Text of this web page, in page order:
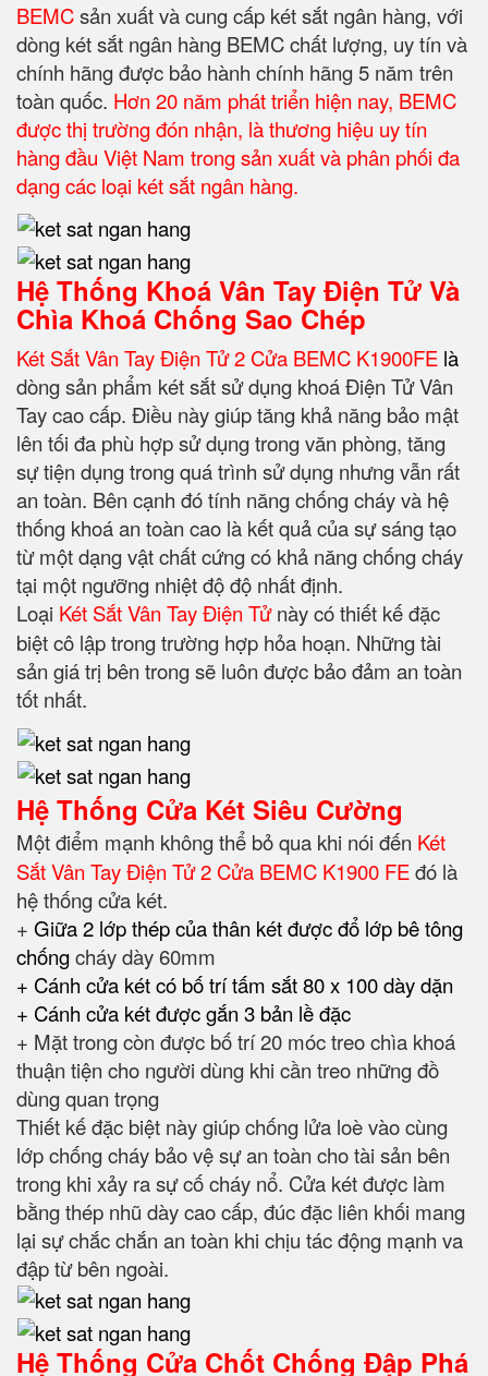
BEMCsản xuất và cung cấp két sắt ngân hàng, với
dòng két sắt ngân hàng BEMC chất lượng, uy tín và
chính hãng được bảo hành chính hãng 5 năm trên
toàn quốc. Hơn 20 năm phát triển hiện nay, BEMC
được thị trường đón nhận, là thương hiệu uy tín
hàng đầu Việt Nam trong sản xuất và phân phối đa
dạng các loại két sắt ngân hàng.
Hệ Thống Khoá Vân Tay Điện Tử Và
Chìa Khoá Chống Sao Chép
Két Sắt Vân Tay Điện Tử 2 Cửa BEMC K1900FE là
dòng sản phẩm két sắt sử dụng khoá Điện Tử Vân
Tay cao cấp. Điều này giúp tăng khả năng bảo mật
lên tối đa phù hợp sử dụng trong văn phòng, tăng
sự tiện dụng trong quá trình sử dụng nhưng vẫn rất
an toàn. Bên cạnh đó tính năng chống cháy và hệ
thống khoá an toàn cao là kết quả của sự sáng tạo
từ một dạng vật chất cứng có khả năng chống cháy
tại một ngưỡng nhiệt độ độ nhất định.
Loại Két Sắt Vân Tay Điện Tử này có thiết kế đặc
biệt cô lập trong trường hợp hỏa hoạn. Những tài
sản giá trị bên trong sẽ luôn được bảo đảm an toàn
tốt nhất.
Hệ Thống Cửa Két Siêu Cường
Một điểm mạnh không thể bỏ qua khi nói đến Két
Sắt Vân Tay Điện Tử 2 Cửa BEMC K1900 FEđó là
hệ thống cửa két.
+ Giữa 2 lớp thép của thân két được đổ lớp bê tông
chốngcháy dày 60mm
+ Cánh cửa két có bố trí tấm sắt 80 x 100 dày dặn
+ Cánh cửa két được gắn 3 bản lề đặc
+ Mặt trong còn được bố trí 20 móc treo chìa khoá
thuận tiện cho người dùng khi cần treo những đồ
dùng quan trọng
Thiết kế đặc biệt này giúp chống lửa loè vào cùng
lớp chống cháy bảo vệ sự an toàn cho tài sản bên
trong khi xảy ra sự cố cháy nổ. Cửa két được làm
bằng thép nhũ dày cao cấp, đúc đặc liên khối mang
lại sự chắc chắn an toàn khi chịu tác động mạnh va
đập từ bên ngoài.
Hệ Thống Cửa Chốt Chống Đập Phá